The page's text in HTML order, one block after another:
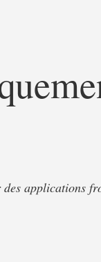
applications